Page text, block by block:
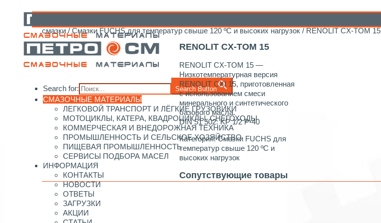
Search for: Search Button
СМАЗОЧНЫЕ МАТЕРИАЛЫ
ЛЕГКОВОЙ ТРАНСПОРТ И ЛЁГКИЕ ГРУЗОВИКИ
МОТОЦИКЛЫ, КАТЕРА, КВАДРОЦИКЛЫ, СНЕГОХОДЫ
КОММЕРЧЕСКАЯ И ВНЕДОРОЖНАЯ ТЕХНИКА
ПРОМЫШЛЕННОСТЬ И СЕЛЬСКОЕ ХОЗЯЙСТВО
ПИЩЕВАЯ ПРОМЫШЛЕННОСТЬ
СЕРВИСЫ ПОДБОРА МАСЕЛ
ИНФОРМАЦИЯ
КОНТАКТЫ
НОВОСТИ
ОТВЕТЫ
ЗАГРУЗКИ
АКЦИИ
смазки/Смазки FUCHS для температур свыше 120 ºС и высоких нагрузок / RENOLIT CX-TOM 15
RENOLIT CX-TOM 15
RENOLIT CX-TOM 15 —
Низкотемпературная версия
RENOLIT CXI 15, приготовленная
с использованием смеси
минерального и синтетического
базового масла.
DIN 51 502: KP 1/2 P-40
Категория:Смазки FUCHS для
температур свыше 120 ºС и
высоких нагрузок
Сопутствующие товары